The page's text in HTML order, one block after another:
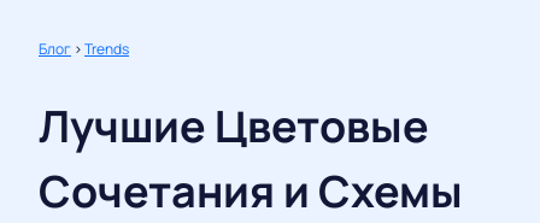
Блог >Trends
Лучшие Цветовые
Сочетания и Схемы